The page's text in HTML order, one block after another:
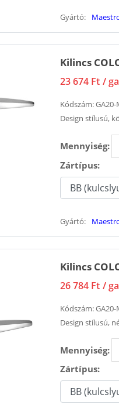
Gyártó:
Kilincs
23 674 Ft /
Kódszám:GA20-
Design stílusú,
Mennyiség:
Zártípus:
Gyártó:
Kilincs
26 784 Ft /
Kódszám:GA20-
Design stílusú,
Mennyiség:
Zártípus: